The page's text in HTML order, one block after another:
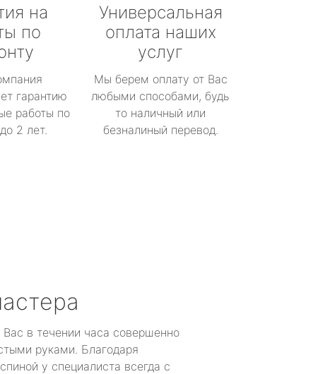
на
по
гарантию
работы по
2 лет.
Универсальная
оплата наших
услуг
Мы берем оплату от Вас
любыми способами, будь
то наличный или
безналиный перевод.
в течении часа совершенно
руками. Благодаря
у специалиста всегда с